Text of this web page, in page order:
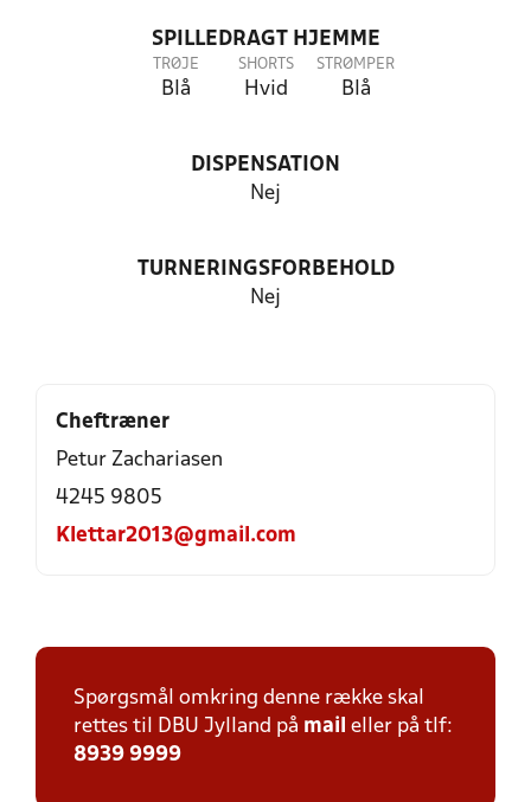
SPILLEDRAGT HJEMME
TRØJE
Blå
SHORTS
Hvid
STRØMPER
Blå
DISPENSATION
Nej
TURNERINGSFORBEHOLD
Nej
Cheftræner
Petur Zachariasen
4245 9805
Klettar2013@gmail.com
Spørgsmål omkring denne række skal
rettes til DBU Jylland på mail eller på tlf:
8939 9999